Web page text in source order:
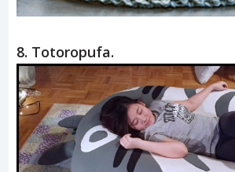
8. Totoropufa.